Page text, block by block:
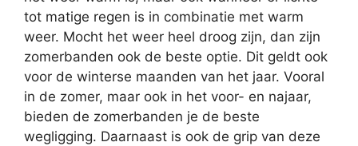
tot matige regen is in combinatie met warm
weer. Mocht het weer heel droog zijn, dan zijn
zomerbanden ook de beste optie. Dit geldt ook
voor de winterse maanden van het jaar. Vooral
in de zomer, maar ook in het voor- en najaar,
bieden de zomerbanden je de beste
wegligging. Daarnaast is ook de grip van deze